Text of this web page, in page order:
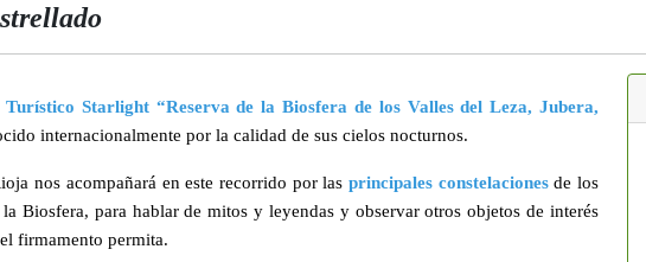
Turístico Starlight “Reserva de la Biosfera de los Valles del Leza, Jubera,
internacionalmente por la calidad de sus cielos nocturnos.
nos acompañará en este recorrido por las principales constelaciones de los
la Biosfera, para hablar de mitos y leyendas y observar otros objetos de interés
firmamento permita.